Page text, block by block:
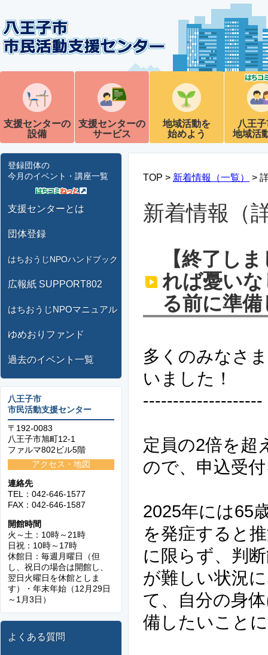
支援センターの
設備
支援センターの
サービス
地域活動を
始めよう
八王
地域活
登録団体の
今月のイベント・講座一覧
支援センターとは
団体登録
はちおうじNPOハンドブック
広報紙 SUPPORT802
はちおうじNPOマニュアル
ゆめおりファンド
過去のイベント一覧
八王子市
市民活動支援センター
〒192-0083
八王子市旭町12-1
ファルマ802ビル5階
アクセス・地図
連絡先
TEL：042-646-1577
FAX：042-646-1587
開館時間
火～土：10時～21時
日祝：10時～17時
休館日：毎週月曜日（但
し、祝日の場合は開館し、
翌日火曜日を休館としま
す）・年末年始（12月29日
～1月3日）
よくある質問
TOP > 新着情報（一覧） >
新着情報（
【終了し
れば憂い
る前に準
多くのみなさ
いました！
--------------------
定員の2倍を超
ので、申込受
2025年には65
を発症すると
に限らず、判
が難しい状況
て、自分の身
備したいこと